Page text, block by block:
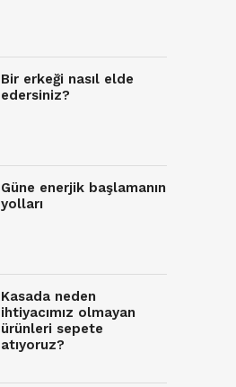
Bir erkeği nasıl elde
edersiniz?
Güne enerjik başlamanın
yolları
Kasada neden
ihtiyacımız olmayan
ürünleri sepete
atıyoruz?